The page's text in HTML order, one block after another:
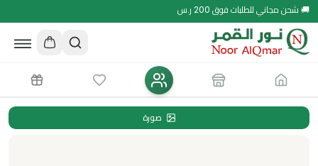
🚚 شحن مجاني للطلبات فوق 200 ر.س
صورة